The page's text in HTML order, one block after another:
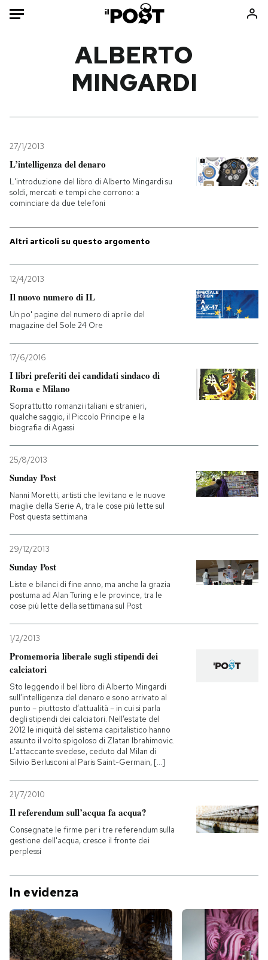
Mondo
Tecnologia
Internet
Scienza
Cultura
Sport
Libri
Media
NEWSLETTER
I MIEI PREFERITI
SHOP
CALENDARIO
Entra
ALBERTO
MINGARDI
27/1/2013
L’intelligenza del denaro
L'introduzione del libro di Alberto Mingardi su
soldi, mercati e tempi che corrono: a
cominciare da due telefoni
Altri articoli su questo argomento
12/4/2013
Il nuovo numero di IL
Un po' pagine del numero di aprile del
magazine del Sole 24 Ore
17/6/2016
I libri preferiti dei candidati sindaco di
Roma e Milano
Soprattutto romanzi italiani e stranieri,
qualche saggio, il Piccolo Principe e la
biografia di Agassi
25/8/2013
Sunday Post
Nanni Moretti, artisti che levitano e le nuove
maglie della Serie A, tra le cose più lette sul
Post questa settimana
29/12/2013
Sunday Post
Liste e bilanci di fine anno, ma anche la grazia
postuma ad Alan Turing e le province, tra le
cose più lette della settimana sul Post
1/2/2013
Promemoria liberale sugli stipendi dei
calciatori
Sto leggendo il bel libro di Alberto Mingardi
sull’intelligenza del denaro e sono arrivato al
punto – piuttosto d’attualità – in cui si parla
degli stipendi dei calciatori. Nell’estate del
2012 le iniquità del sistema capitalistico hanno
assunto il volto spigoloso di Zlatan Ibrahimovic.
L’attaccante svedese, ceduto dal Milan di
Silvio Berlusconi al Paris Saint-Germain, [...]
21/7/2010
Il referendum sull’acqua fa acqua?
Consegnate le firme per i tre referendum sulla
gestione dell'acqua, cresce il fronte dei
perplessi
In evidenza